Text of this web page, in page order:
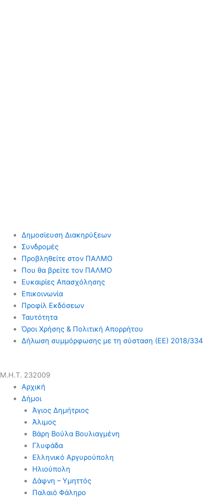
Δημοσίευση Διακηρύξεων
Συνδρομές
Προβληθείτε στον ΠΑΛΜΟ
Που θα βρείτε τον ΠΑΛΜΟ
Ευκαιρίες Απασχόλησης
Επικοινωνία
Προφίλ Εκδόσεων
Ταυτότητα
Όροι Χρήσης & Πολιτική Απορρήτου
Δήλωση συμμόρφωσης με τη σύσταση (ΕΕ) 2018/334
Μ.Η.Τ. 232009
Αρχική
Δήμοι
Άγιος Δημήτριος
Άλιμος
Βάρη Βούλα Βουλιαγμένη
Γλυφάδα
Ελληνικό Αργυρούπολη
Ηλιούπολη
Δάφνη – Υμηττός
Παλαιό Φάληρο